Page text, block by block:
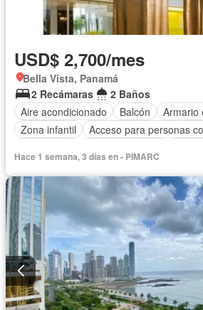
USD$ 2,700/mes
Bella Vista, Panamá
2 Recámaras
2 Baños
Aire acondicionado
Balcón Armario
Zona infantil
Acceso para personas
Internet
Ascensor Gas natural
Seguridad
Piscina Agua Patio
Hace 1 semana, 3 días en - PIMARC